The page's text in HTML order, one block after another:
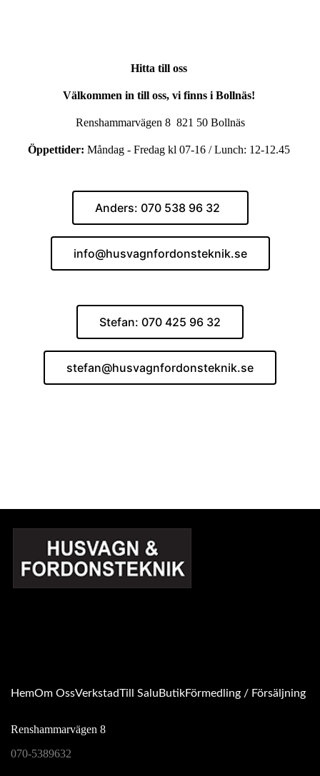
Hitta till oss
Välkommen in till oss, vi finns i Bollnäs!
Renshammarvägen 8 821 50 Bollnäs
Öppettider: Måndag - Fredag kl 07-16 / Lunch: 12-12.45
Anders: 070 538 96 32
info@husvagnfordonsteknik.se
Stefan: 070 425 96 32
stefan@husvagnfordonsteknik.se
HemOm OssVerkstadTill Salu ButikFörmedling / Försäljning
Renshammarvägen 8
070-5389632